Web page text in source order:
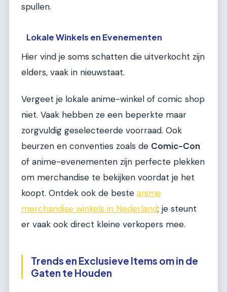
spullen.
Lokale Winkels en Evenementen
Hier vind je soms schatten die uitverkocht zijn
elders, vaak in nieuwstaat.
Vergeet je lokale anime-winkel of comic shop
niet. Vaak hebben ze een beperkte maar
zorgvuldig geselecteerde voorraad. Ook
beurzen en conventies zoals de Comic-Con
of anime-evenementen zijn perfecte plekken
om merchandise te bekijken voordat je het
koopt. Ontdek ook de beste anime
merchandise winkels in Nederland; je steunt
er vaak ook direct kleine verkopers mee.
Trends en Exclusieve Items om in de
Gaten te Houden